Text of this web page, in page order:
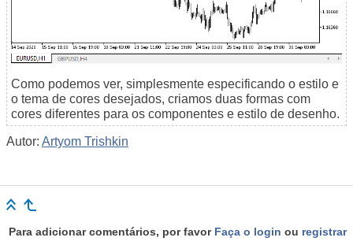
Como podemos ver, simplesmente especificando o estilo e
o tema de cores desejados, criamos duas formas com
cores diferentes para os componentes e estilo de desenho.
Autor: Artyom Trishkin
Para adicionar comentários, por favor Faça o login ou registrar